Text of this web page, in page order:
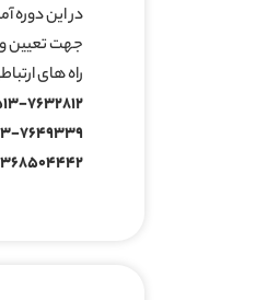
در این دوره
جهت تعیین
راه های
۰۵۱۳-
۰۵۱۳-